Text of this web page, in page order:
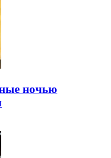
ночью